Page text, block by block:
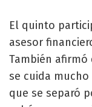
El quinto
asesor
También
se cuida
que se separó